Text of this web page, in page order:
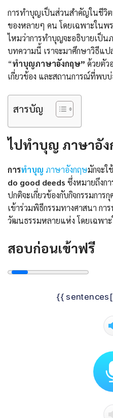
การทำบุญเป็นส่วนสำคัญในชี
ของหลายๆ คน โดยเฉพาะใน
ไหมว่าการทำบุญจะอธิบายเป็น
บทความนี้ เราจะมาศึกษาวิธีแ
“ทำบุญภาษาอังกฤษ” ด้วยตัว
เกี่ยวข้อง และสถานการณ์ที่พบ
สารบัญ
ไปทําบุญ ภาษาอั
การทำบุญ ภาษาอังกฤษมักจะใ
do good deeds ซึ่งหมายถึงก
ปกติจะเกี่ยวข้องกับกิจกรรมการ
เข้าร่วมพิธีกรรมทางศาสนา ก
วัฒนธรรมหลายแห่ง โดยเฉพา
สอบก่อนเข้าฟรี
{{